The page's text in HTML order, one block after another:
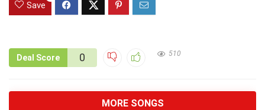
Save
Deal Score 0 510
MORE SONGS